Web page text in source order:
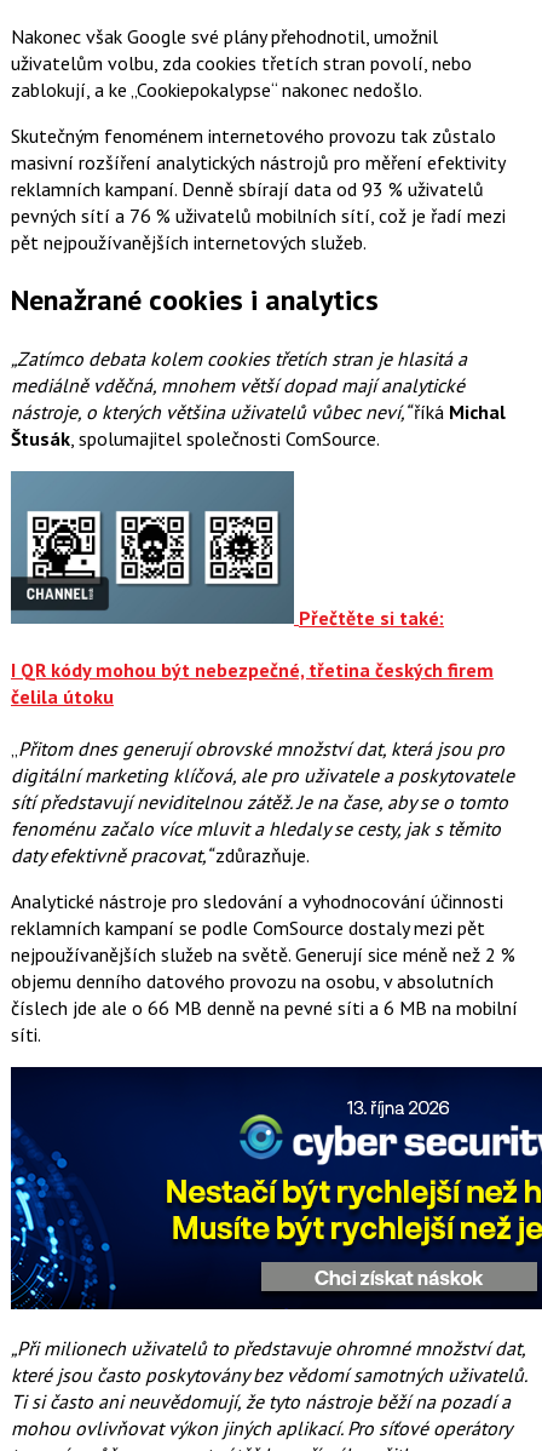
Nakonec však Google své plány přehodnotil, umožnil
uživatelům volbu, zda cookies třetích stran povolí, nebo
zablokují, a ke „Cookiepokalypse“ nakonec nedošlo.
Skutečným fenoménem internetového provozu tak zůstalo
masivní rozšíření analytických nástrojů pro měření efektivity
reklamních kampaní. Denně sbírají data od 93 % uživatelů
pevných sítí a 76 % uživatelů mobilních sítí, což je řadí mezi
pět nejpoužívanějších internetových služeb.
Nenažrané cookies i analytics
„Zatímco debata kolem cookies třetích stran je hlasitá a
mediálně vděčná, mnohem větší dopad mají analytické
nástroje, o kterých většina uživatelů vůbec neví,“říká Michal
Štusák, spolumajitel společnosti ComSource.
Přečtěte si také:
I QR kódy mohou být nebezpečné, třetina českých firem
čelila útoku
Přitom dnes generují obrovské množství dat, která jsou pro
digitální marketing klíčová, ale pro uživatele a poskytovatele
sítí představují neviditelnou zátěž. Je na čase, aby se o tomto
fenoménu začalo více mluvit a hledaly se cesty, jak s těmito
daty efektivně pracovat,“zdůrazňuje.
Analytické nástroje pro sledování a vyhodnocování účinnosti
reklamních kampaní se podle ComSource dostaly mezi pět
nejpoužívanějších služeb na světě. Generují sice méně než 2 %
objemu denního datového provozu na osobu, v absolutních
číslech jde ale o 66 MB denně na pevné síti a 6 MB na mobilní
síti.
„Při milionech uživatelů to představuje ohromné množství dat,
které jsou často poskytovány bez vědomí samotných uživatelů.
Ti si často ani neuvědomují, že tyto nástroje běží na pozadí a
mohou ovlivňovat výkon jiných aplikací. Pro síťové operátory